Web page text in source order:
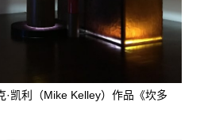
·凯利（Mike Kelley）作品《坎多